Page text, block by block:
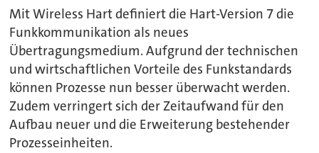
Mit Wireless Hart definiert die Hart-Version 7 die
Funkkommunikation als neues
Übertragungsmedium. Aufgrund der technischen
und wirtschaftlichen Vorteile des Funkstandards
können Prozesse nun besser überwacht werden.
Zudem verringert sich der Zeitaufwand für den
Aufbau neuer und die Erweiterung bestehender
Prozesseinheiten.